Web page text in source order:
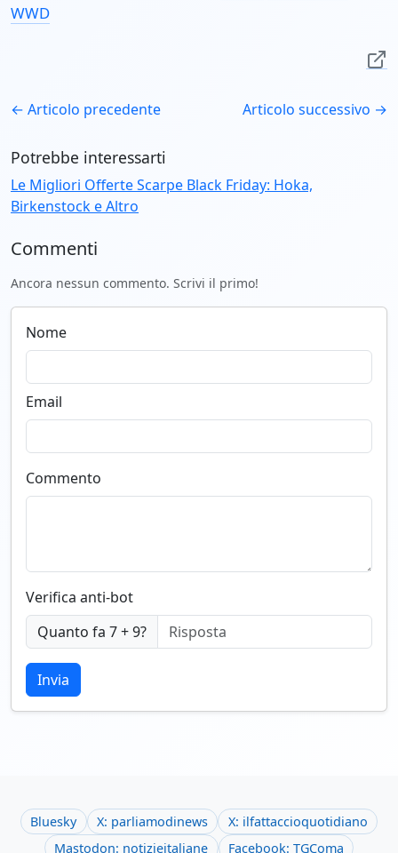
WWD
← Articolo precedente Articolo successivo →
Potrebbe interessarti
Le Migliori Offerte Scarpe Black Friday: Hoka,
Birkenstock e Altro
Commenti
Ancora nessun commento. Scrivi il primo!
Nome
Email
Commento
Verifica anti-bot
Quanto fa 7 + 9?
Invia
Bluesky X: parliamodinews
X: ilfattaccioquotidiano
Mastodon: notizieitaliane
Facebook: TGComa